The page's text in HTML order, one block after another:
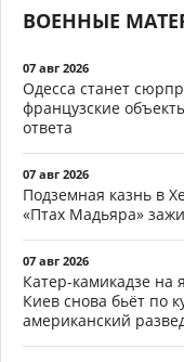
ВОЕННЫЕ
07 авг 2026
Одесса станет
французские
ответа
07 авг 2026
Подземная казнь в
«Птах Мадьяра»
07 авг 2026
Катер-камикадзе на
Киев снова бьёт по
американский